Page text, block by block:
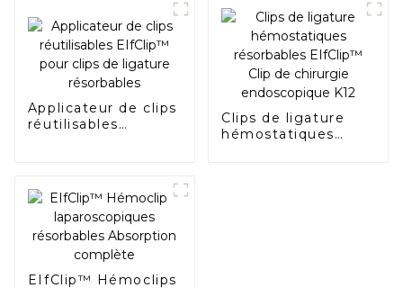
Applicateur de clips
réutilisables
Clips de ligature
hémostatiques
EIfClip™ Hémoclips